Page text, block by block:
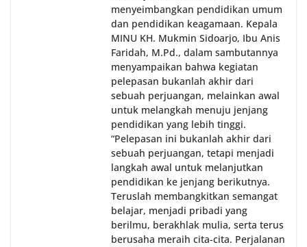
menyeimbangkan pendidikan umum
dan pendidikan keagamaan. Kepala
MINU KH. Mukmin Sidoarjo, Ibu Anis
Faridah, M.Pd., dalam sambutannya
menyampaikan bahwa kegiatan
pelepasan bukanlah akhir dari
sebuah perjuangan, melainkan awal
untuk melangkah menuju jenjang
pendidikan yang lebih tinggi.
“Pelepasan ini bukanlah akhir dari
sebuah perjuangan, tetapi menjadi
langkah awal untuk melanjutkan
pendidikan ke jenjang berikutnya.
Teruslah membangkitkan semangat
belajar, menjadi pribadi yang
berilmu, berakhlak mulia, serta terus
berusaha meraih cita-cita. Perjalanan